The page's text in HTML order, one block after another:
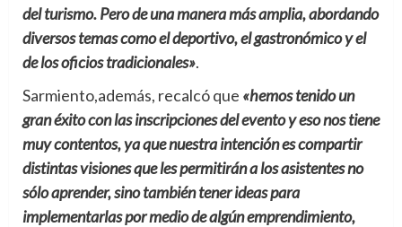
del turismo. Pero de una manera más amplia, abordando
diversos temas como el deportivo, el gastronómico y el
de los oficios tradicionales».
Sarmiento,además, recalcó que «hemos tenido un
gran éxito con las inscripciones del evento y eso nos tiene
muy contentos, ya que nuestra intención es compartir
distintas visiones que les permitirán a los asistentes no
sólo aprender, sino también tener ideas para
implementarlas por medio de algún emprendimiento,